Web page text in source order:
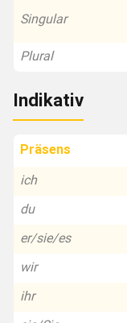
Singular
Plural
Indikativ
Präsens
ich
du
er/sie/es
wir
ihr